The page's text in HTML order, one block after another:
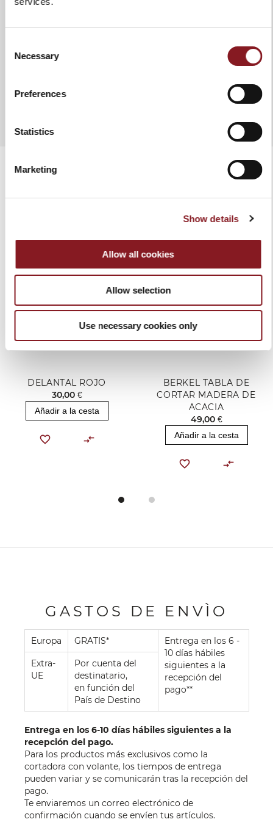
Selection
Necessary
Preferences
Statistics
Marketing
Show details
Allow all cookies
Allow selection
Use necessary cookies only
DELANTAL ROJO
30,00 €
Añadir a la cesta
BERKEL TABLA DE
CORTAR MADERA DE
ACACIA
49,00 €
Añadir a la cesta
GASTOS DE ENVÌO
Europa GRATIS*
Entrega en los 6 -
10 días hábiles
siguientes a la
recepción del
pago**
Extra-
UE
Por cuenta del
destinatario,
en función del
País de Destino
Entrega en los 6-10 días hábiles siguientes a la
recepción del pago.
Para los productos más exclusivos como la
cortadora con volante, los tiempos de entrega
pueden variar y se comunicarán tras la recepción del
pago.
Te enviaremos un correo electrónico de
confirmación cuando se envíen tus artículos.